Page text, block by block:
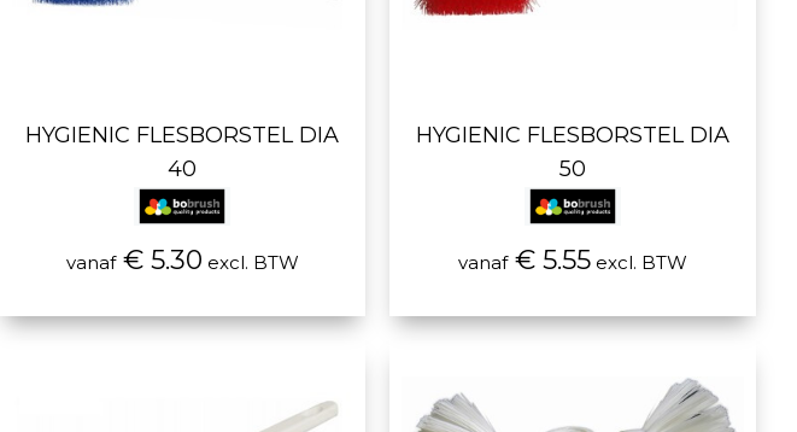
HYGIENIC FLESBORSTEL DIA
40
vanaf€ 5.30 excl. BTW
HYGIENIC FLESBORSTEL DIA
50
vanaf€ 5.55 excl. BTW